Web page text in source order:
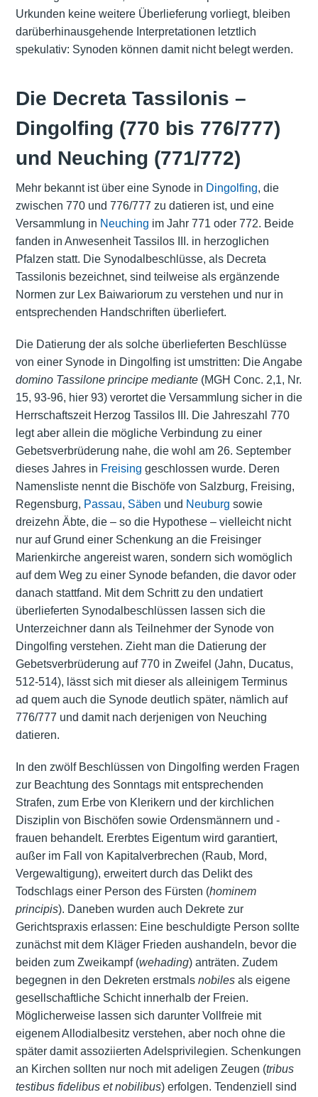
Urkunden keine weitere Überlieferung vorliegt, bleiben
darüberhinausgehende Interpretationen letztlich
spekulativ: Synoden können damit nicht belegt werden.
Die Decreta Tassilonis –
Dingolfing (770 bis 776/777)
und Neuching (771/772)
Mehr bekannt ist über eine Synode in Dingolfing, die
zwischen 770 und 776/777 zu datieren ist, und eine
Versammlung in Neuching im Jahr 771 oder 772. Beide
fanden in Anwesenheit Tassilos III. in herzoglichen
Pfalzen statt. Die Synodalbeschlüsse, als Decreta
Tassilonis bezeichnet, sind teilweise als ergänzende
Normen zur Lex Baiwariorum zu verstehen und nur in
entsprechenden Handschriften überliefert.
Die Datierung der als solche überlieferten Beschlüsse
von einer Synode in Dingolfing ist umstritten: Die Angabe
domino Tassilone principe mediante(MGH Conc. 2,1, Nr.
15, 93-96, hier 93) verortet die Versammlung sicher in die
Herrschaftszeit Herzog Tassilos III. Die Jahreszahl 770
legt aber allein die mögliche Verbindung zu einer
Gebetsverbrüderung nahe, die wohl am 26. September
dieses Jahres in Freising geschlossen wurde. Deren
Namensliste nennt die Bischöfe von Salzburg, Freising,
Regensburg, Passau, Säben und Neuburg sowie
dreizehn Äbte, die – so die Hypothese – vielleicht nicht
nur auf Grund einer Schenkung an die Freisinger
Marienkirche angereist waren, sondern sich womöglich
auf dem Weg zu einer Synode befanden, die davor oder
danach stattfand. Mit dem Schritt zu den undatiert
überlieferten Synodalbeschlüssen lassen sich die
Unterzeichner dann als Teilnehmer der Synode von
Dingolfing verstehen. Zieht man die Datierung der
Gebetsverbrüderung auf 770 in Zweifel (Jahn, Ducatus,
512-514), lässt sich mit dieser als alleinigem Terminus
ad quem auch die Synode deutlich später, nämlich auf
776/777 und damit nach derjenigen von Neuching
datieren.
In den zwölf Beschlüssen von Dingolfing werden Fragen
zur Beachtung des Sonntags mit entsprechenden
Strafen, zum Erbe von Klerikern und der kirchlichen
Disziplin von Bischöfen sowie Ordensmännern und -
frauen behandelt. Ererbtes Eigentum wird garantiert,
außer im Fall von Kapitalverbrechen (Raub, Mord,
Vergewaltigung), erweitert durch das Delikt des
Todschlags einer Person des Fürsten (hominem
principis). Daneben wurden auch Dekrete zur
Gerichtspraxis erlassen: Eine beschuldigte Person sollte
zunächst mit dem Kläger Frieden aushandeln, bevor die
beiden zum Zweikampf (wehading) anträten. Zudem
begegnen in den Dekreten erstmals nobilesals eigene
gesellschaftliche Schicht innerhalb der Freien.
Möglicherweise lassen sich darunter Vollfreie mit
eigenem Allodialbesitz verstehen, aber noch ohne die
später damit assoziierten Adelsprivilegien. Schenkungen
an Kirchen sollten nur noch mit adeligen Zeugen (tribus
testibus fidelibus et nobilibus) erfolgen. Tendenziell sind